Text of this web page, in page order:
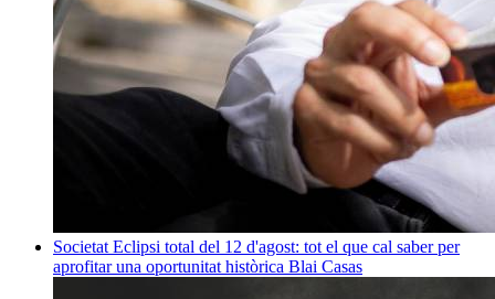
Societat Eclipsi total del 12 d'agost: tot el que cal saber per
aprofitar una oportunitat històrica Blai Casas